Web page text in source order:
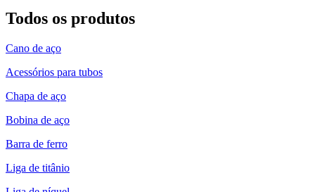
Todos os produtos
Cano de aço
Acessórios para tubos
Chapa de aço
Bobina de aço
Barra de ferro
Liga de titânio